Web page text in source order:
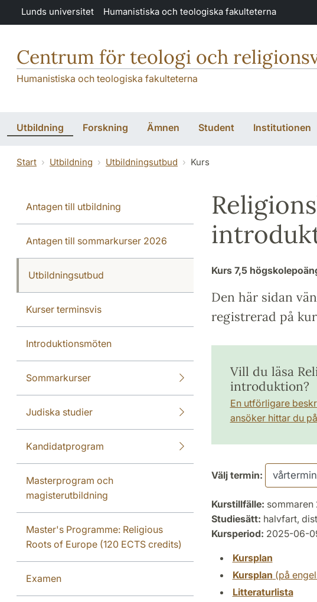
Hoppa till huvudinnehåll
Lunds universitet Humanistiska och teologiska fakulteterna
Centrum för teologi och
Humanistiska och teologiska fakulteterna
Utbildning Forskning Ämnen Student Institutionen
Start Utbildning Utbildningsutbud Kurs
Antagen till utbildning
Antagen till sommarkurser 2026
Utbildningsutbud
Kurser terminsvis
Introduktionsmöten
Sommarkurser
Judiska studier
Kandidatprogram
Masterprogram och
magisterutbildning
Master's Programme: Religious
Roots of Europe (120 ECTS credits)
Examen
Kurs 7,5
Den här sidan
registrerad på
Vill du läsa
introduktion?
En utförligare
ansöker hittar du
Välj termin:
Kurstillfälle: sommaren
Studiesätt: halvfart,
Kursperiod: 2025-06-
Kursplan
Kursplan (på
Litteraturlista